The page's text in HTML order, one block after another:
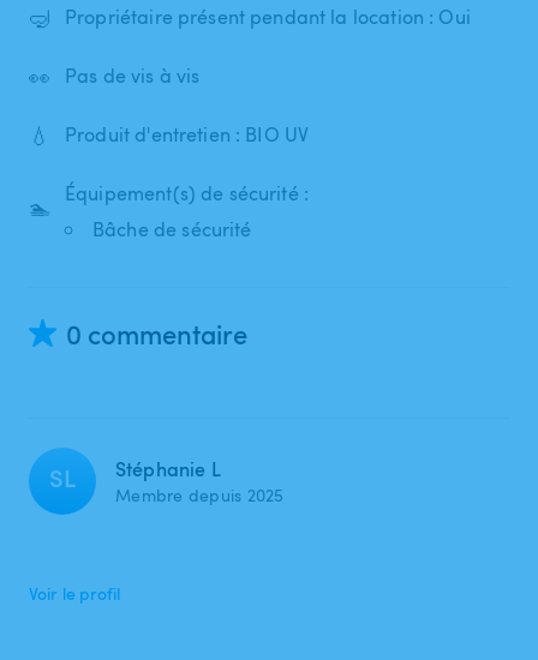
🤿 Propriétaire présent pendant la location : Oui
👀 Pas de vis à vis
💧 Produit d'entretien : BIO UV
🏊
Équipement(s) de sécurité :
Bâche de sécurité
0 commentaire
SL Stéphanie L
Membre depuis 2025
Voir le profil